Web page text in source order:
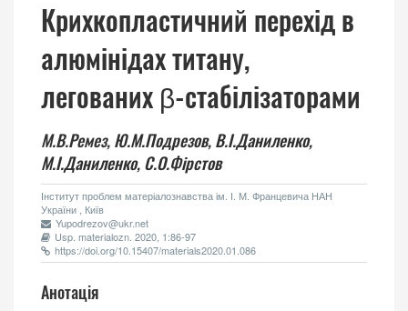
Крихкопластичний перехід в
алюмінідах титану,
легованих β-стабілізаторами
М.В.Ремез, Ю.М.Подрезов, В.І.Даниленко,
М.І.Даниленко, С.О.Фірстов
Інститут проблем матеріалознавства ім. І. М. Францевича НАН
України , Київ
Yupodrezov@ukr.net
Usp. materialozn. 2020, 1:86-97
https://doi.org/10.15407/materials2020.01.086
Анотація